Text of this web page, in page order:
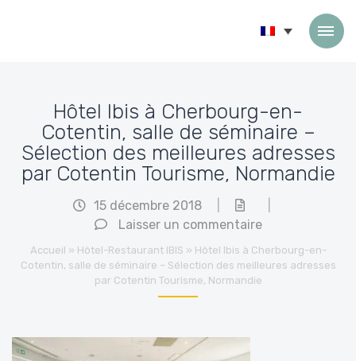
Hôtel Ibis à Cherbourg-en-
Cotentin, salle de séminaire –
Sélection des meilleures adresses
par Cotentin Tourisme, Normandie
15 décembre 2018
Laisser un commentaire
Accueil » Hôtel-Restaurant IBIS » Hôtel Ibis à Cherbourg-en-
Cotentin, salle de séminaire – Sélection des meilleures adresses
par Cotentin Tourisme, Normandie